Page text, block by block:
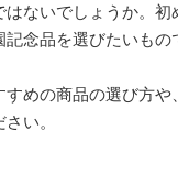
ないでしょうか。
念品を選びたいもの
めの商品の選び方
い。